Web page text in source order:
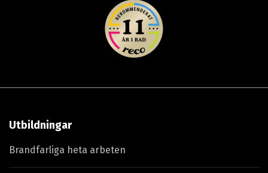
Utbildningar
Brandfarliga heta arbeten